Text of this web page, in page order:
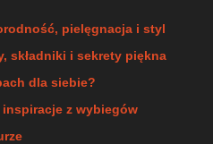
pielęgnacja i styl
składniki i sekrety piękna
dla siebie?
z wybiegów